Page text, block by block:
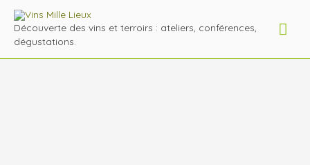
Découverte des vins et terroirs : ateliers, conférences,
dégustations.